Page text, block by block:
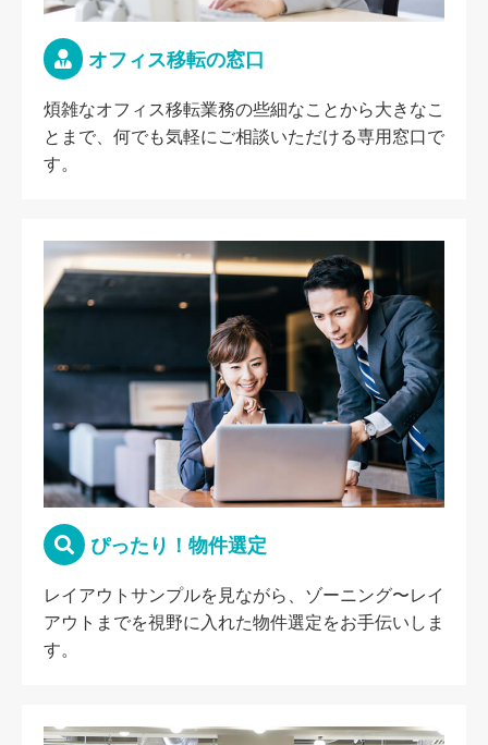
オフィス移転の窓口
煩雑なオフィス移転業務の些細なことから大きなこ
とまで、何でも気軽にご相談いただける専用窓口で
す。
ぴったり！物件選定
レイアウトサンプルを見ながら、ゾーニング〜レイ
アウトまでを視野に入れた物件選定をお手伝いしま
す。